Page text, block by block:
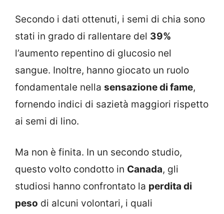
Secondo i dati ottenuti, i semi di chia sono
stati in grado di rallentare del 39%
l’aumento repentino di glucosio nel
sangue. Inoltre, hanno giocato un ruolo
fondamentale nella sensazione di fame,
fornendo indici di sazietà maggiori rispetto
ai semi di lino.
Ma non è finita. In un secondo studio,
questo volto condotto in Canada, gli
studiosi hanno confrontato la perdita di
peso di alcuni volontari, i quali